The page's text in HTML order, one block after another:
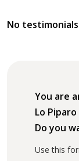
No
You are
Lo Piparo
Do you
Use this